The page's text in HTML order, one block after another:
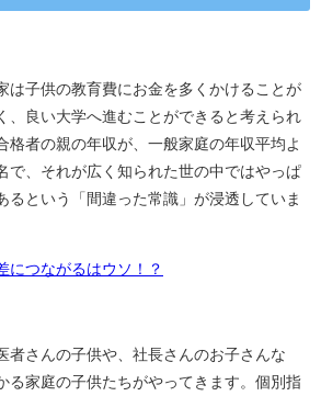
は子供の教育費にお金を多くかけることが
、良い大学へ進むことができると考えられ
格者の親の年収が、一般家庭の年収平均よ
で、それが広く知られた世の中ではやっぱ
るという「間違った常識」が浸透していま
につながるはウソ！？
者さんの子供や、社長さんのお子さんな
る家庭の子供たちがやってきます。個別指